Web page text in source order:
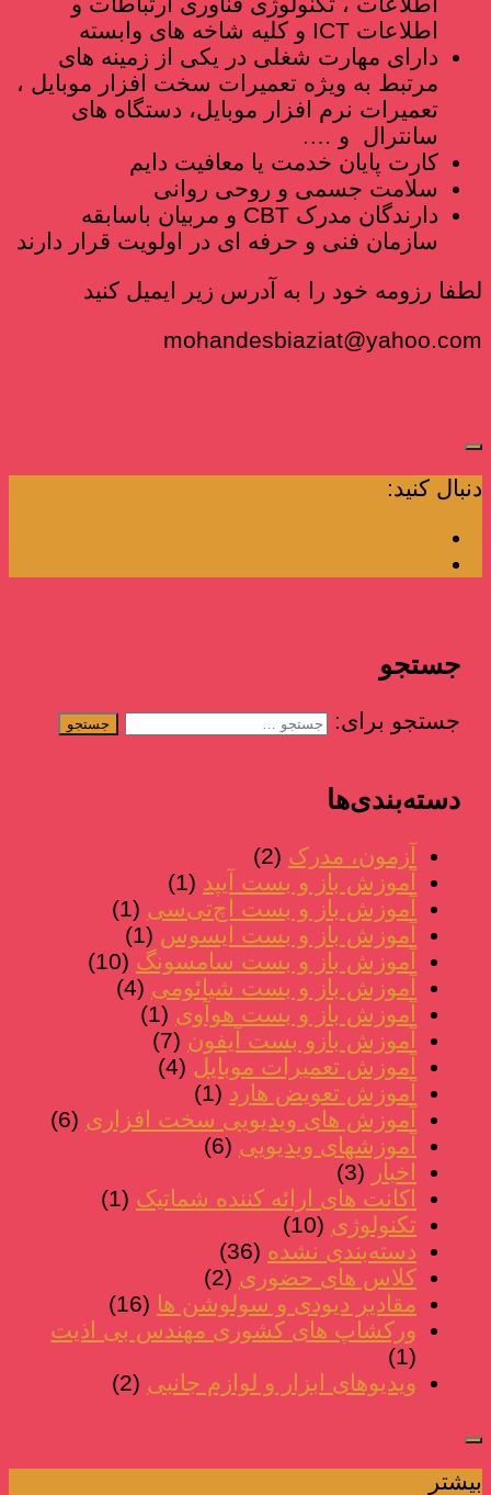
اطلاعات ICT و کلیه شاخه های وابسته
دارای مهارت شغلی در یکی از زمینه های
مرتبط به ویژه تعمیرات سخت افزار موبایل ،
تعمیرات نرم افزار موبایل، دستگاه های
سانترال و ….
کارت پایان خدمت یا معافیت دایم
سلامت جسمی و روحی روانی
دارندگان مدرک CBT و مربیان باسابقه
سازمان فنی و حرفه ای در اولویت قرار دارند
لطفا رزومه خود را به آدرس زیر ایمیل کنید
mohandesbiaziat@yahoo.com
دنبال کنید:
جستجو
جستجو برای:
دسته‌بندی‌ها
آزمون، مدرک (2)
آموزش باز و بست آیپد (1)
آموزش باز و بست اچ‌تی‌سی (1)
آموزش باز و بست ایسوس (1)
آموزش باز و بست سامسونگ (10)
آموزش باز و بست شیائومی (4)
آموزش باز و بست هوآوی (1)
آموزش بازو بست آیفون (7)
آموزش تعمیرات موبایل (4)
آموزش تعویض هارد (1)
آموزش های ویدیویی سخت افزاری (6)
آموزشهای ویدیویی (6)
اخبار
(3)
اکانت های ارائه کننده شماتیک (1)
تکنولوژی (10)
دسته‌بندی نشده (36)
کلاس های حضوری (2)
مقادیر دیودی و سولوشن ها (16)
ورکشاپ های کشوری مهندس بی اذیت
(1)
ویدیوهای ابزار و لوازم جانبی (2)
بیشتر